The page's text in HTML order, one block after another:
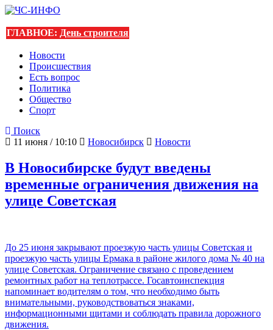
ГЛАВНОЕ: День строителя
Новости
Происшествия
Есть вопрос
Политика
Общество
Спорт
Поиск
11 июня / 10:10
Новосибирск Новости
В Новосибирске будут введены
временные ограничения движения на
улице Советская
До 25 июня закрывают проезжую часть улицы Советская и
проезжую часть улицы Ермака в районе жилого дома № 40 на
улице Советская. Ограничение связано с проведением
ремонтных работ на теплотрассе. Госавтоинспекция
напоминает водителям о том, что необходимо быть
внимательными, руководствоваться знаками,
информационными щитами и соблюдать правила дорожного
движения.